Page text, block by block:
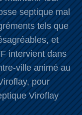
septique mal
tels que
et
intervient dans
ville animé au
pour
Viroflay